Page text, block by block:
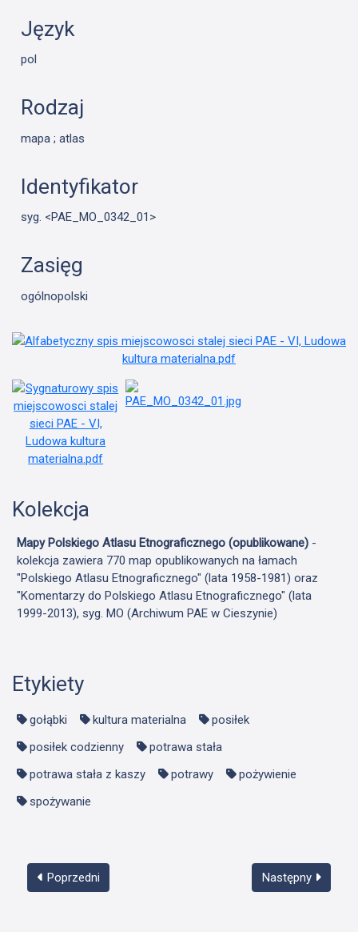
Język
pol
Rodzaj
mapa ; atlas
Identyfikator
syg. <PAE_MO_0342_01>
Zasięg
ogólnopolski
Kolekcja
Mapy Polskiego Atlasu Etnograficznego (opublikowane) -
kolekcja zawiera 770 map opublikowanych na łamach
"Polskiego Atlasu Etnograficznego" (lata 1958-1981) oraz
"Komentarzy do Polskiego Atlasu Etnograficznego" (lata
1999-2013), syg. MO (Archiwum PAE w Cieszynie)
Etykiety
gołąbki kultura materialna
posiłek
posiłek codzienny
potrawa stała
potrawa stała z kaszy
potrawy
pożywienie
spożywanie
Poprzedni Następny